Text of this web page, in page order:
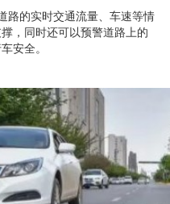
路的实时交通流量、车速等情
，同时还可以预警道路上的
安全。